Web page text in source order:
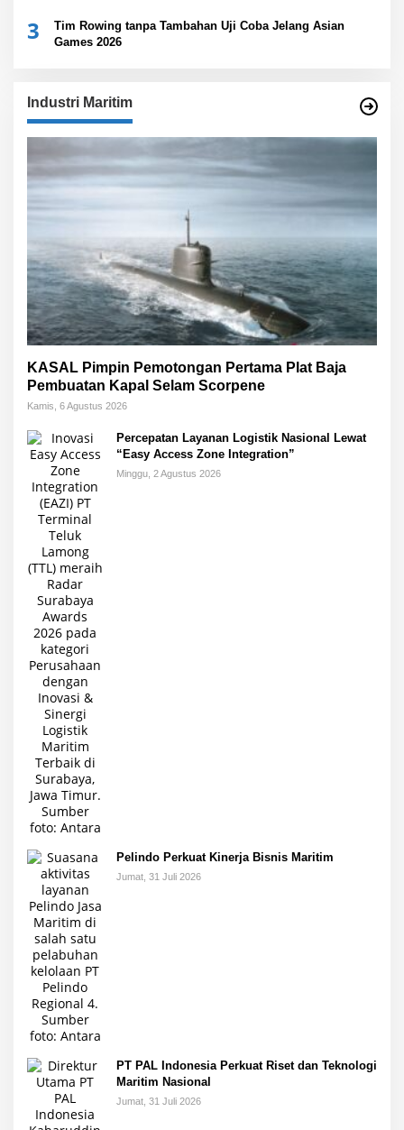
3
Tim Rowing tanpa Tambahan Uji Coba Jelang Asian
Games 2026
Industri Maritim
KASAL Pimpin Pemotongan Pertama Plat Baja
Pembuatan Kapal Selam Scorpene
Kamis, 6 Agustus 2026
Percepatan Layanan Logistik Nasional Lewat
“Easy Access Zone Integration”
Minggu, 2 Agustus 2026
Pelindo Perkuat Kinerja Bisnis Maritim
Jumat, 31 Juli 2026
PT PAL Indonesia Perkuat Riset dan Teknologi
Maritim Nasional
Jumat, 31 Juli 2026